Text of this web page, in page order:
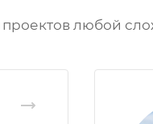
проектов любой